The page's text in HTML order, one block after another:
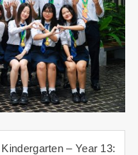
– Year 13: